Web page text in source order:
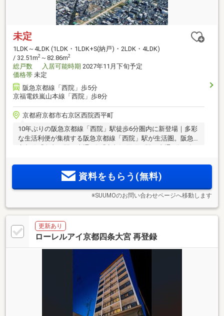
未定
1LDK～4LDK (1LDK・1LDK+S(納戸)・2LDK・4LDK)
/ 32.51m2 ～82.86m2
総戸数 入居可能時期 2027年11月下旬予定
価格帯 未定
阪急京都線「西院」歩5分
京福電鉄嵐山本線「西院」歩8分
京都府京都市右京区西院西平町
10年ぶりの阪急京都線「西院」駅徒歩6分圏内に新登場｜多彩
な生活利便が集積する阪急京都線「西院」駅が生活圏。阪急
京都線「烏丸」駅へ直通3分「京都河原町」駅へ直通6分。多
大型商業施設や、スーパー、教育施設が徒歩圏に整う＜物件
エントリー受付開始＞資料をもらう(無料)
※SUUMOのお問い合わせページへ移動します
更新あり
ローレルアイ京都四条大宮 再登録